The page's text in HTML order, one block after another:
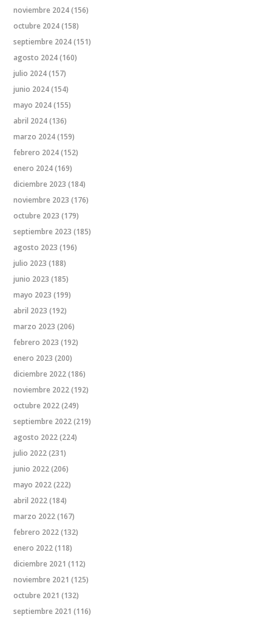
noviembre 2024(156)
octubre 2024(158)
septiembre 2024(151)
agosto 2024(160)
julio 2024(157)
junio 2024(154)
mayo 2024(155)
abril 2024(136)
marzo 2024(159)
febrero 2024(152)
enero 2024(169)
diciembre 2023 (184)
noviembre 2023 (176)
octubre 2023 (179)
septiembre 2023 (185)
agosto 2023 (196)
julio 2023 (188)
junio 2023 (185)
mayo 2023 (199)
abril 2023 (192)
marzo 2023 (206)
febrero 2023 (192)
enero 2023 (200)
diciembre 2022(186)
noviembre 2022(192)
octubre 2022(249)
septiembre 2022(219)
agosto 2022(224)
julio 2022(231)
junio 2022(206)
mayo 2022(222)
abril 2022(184)
marzo 2022(167)
febrero 2022(132)
enero 2022(118)
diciembre 2021 (112)
noviembre 2021 (125)
octubre 2021 (132)
septiembre 2021 (116)